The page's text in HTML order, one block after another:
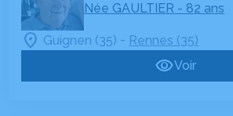
Née GAULTIER - 82 ans
Guignen (35) - Rennes (35)
Voir